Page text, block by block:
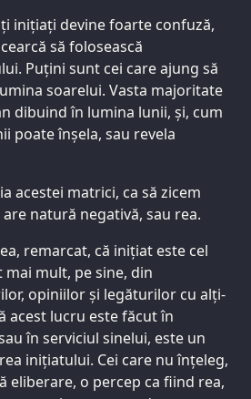
inițiați devine foarte confuză,
să folosească
Puțini sunt cei care ajung să
soarelui. Vasta majoritate
dibuind în lumina lunii, și, cum
poate înșela, sau revela
acestei matrici, ca să zicem
are natură negativă, sau rea.
remarcat, că inițiat este cel
mult, pe sine, din
opiniilor și legăturilor cu alți-
acest lucru este făcut în
în serviciul sinelui, este un
inițiatului. Cei care nu înțeleg,
eliberare, o percep ca fiind rea,